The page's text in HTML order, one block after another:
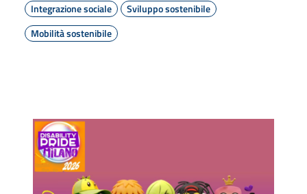
Integrazione sociale
Sviluppo sostenibile
Mobilità sostenibile